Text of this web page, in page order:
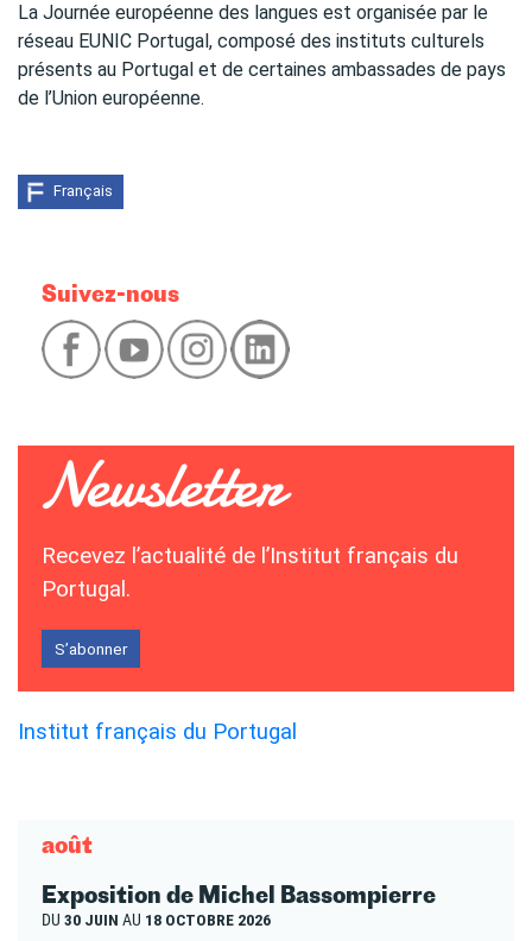
La Journée européenne des langues est organisée par le
réseau EUNIC Portugal, composé des instituts culturels
présents au Portugal et de certaines ambassades de pays
de l’Union européenne.
Français
Suivez-nous
Recevez l’actualité de l’Institut français du
Portugal.
S’abonner
Institut français du Portugal
août
Exposition de Michel Bassompierre
DU 30 JUIN AU 18 OCTOBRE 2026